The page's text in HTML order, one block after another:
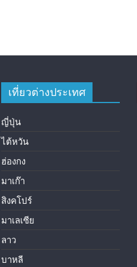
เที่ยวต่างประเทศ
ญี่ปุ่น
ไต้หวัน
ฮ่องกง
มาเก๊า
สิงคโปร์
มาเลเซีย
ลาว
บาหลี